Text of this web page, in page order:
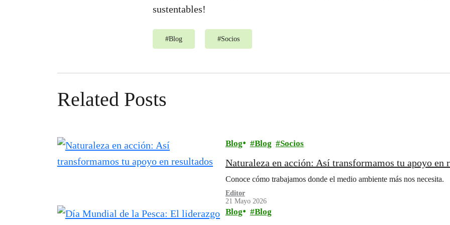
sustentables!
#Blog #Socios
Related Posts
Blog Blog Socios
Naturaleza en acción: Así transformamos tu apoyo en
Conoce cómo trabajamos donde el medio ambiente más nos necesita.
Editor
21 Mayo 2026
Blog Blog